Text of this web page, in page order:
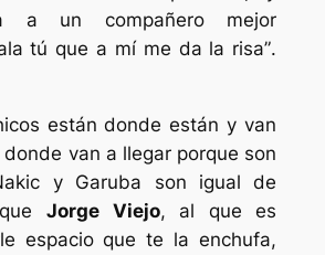
a un compañero mejor
tú que a mí me da la risa”.
están donde están y van
van a llegar porque son
y Garuba son igual de
Jorge Viejo, al que es
espacio que te la enchufa,